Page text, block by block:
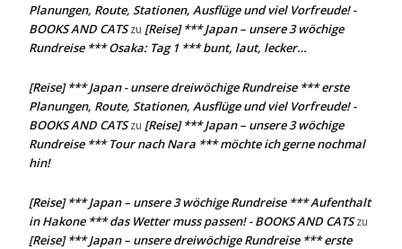
Planungen, Route, Stationen, Ausflüge und viel Vorfreude! -
BOOKS AND CATSzu [Reise] *** Japan – unsere 3 wöchige
Rundreise *** Osaka: Tag 1 *** bunt, laut, lecker…
[Reise] *** Japan - unsere dreiwöchige Rundreise *** erste
Planungen, Route, Stationen, Ausflüge und viel Vorfreude! -
BOOKS AND CATSzu [Reise] *** Japan – unsere 3 wöchige
Rundreise *** Tour nach Nara *** möchte ich gerne nochmal
hin!
[Reise] *** Japan – unsere 3 wöchige Rundreise *** Aufenthalt
in Hakone *** das Wetter muss passen! - BOOKS AND CATSzu
[Reise] *** Japan – unsere dreiwöchige Rundreise *** erste